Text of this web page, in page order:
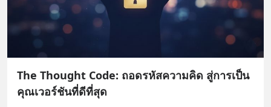
The Thought Code: ถอดรหัสความคิด สู่การเป็น
คุณเวอร์ชันที่ดีที่สุด